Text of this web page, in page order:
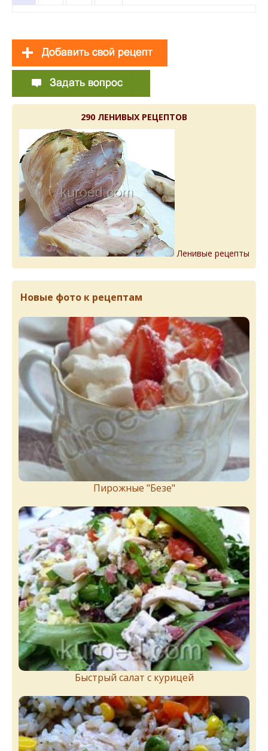
290 ЛЕНИВЫХ РЕЦЕПТОВ
Ленивые рецепты
Новые фото к рецептам
Пирожныe "Бeзe"
Быстрый салат с курицей